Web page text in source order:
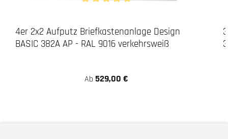
4er 2x2 Aufputz Briefkastenanlage Design
BASIC 382A AP - RAL 9016 verkehrsweiß
Ab 529,00 €